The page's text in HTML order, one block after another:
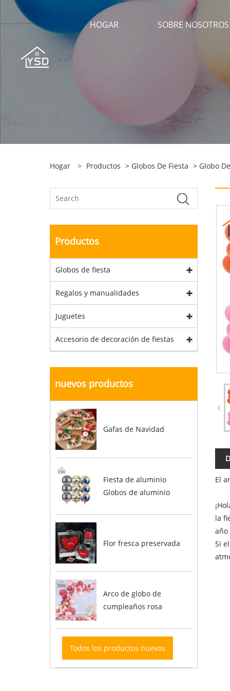
HOGAR SOBRE NOSOTROS
Hogar > Productos > Globos De Fiesta > Globo
Productos
Globos de fiesta
Regalos y manualidades
Juguetes
Accesorio de decoración de fiestas
nuevos productos
Gafas de Navidad
Fiesta de aluminio
Globos de aluminio
Flor fresca preservada
Arco de globo de
cumpleaños rosa
Todos los productos nuevos
El
la
año
Si